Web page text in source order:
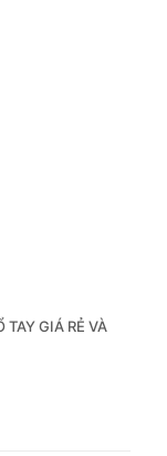
GIÁ RẺ VÀ